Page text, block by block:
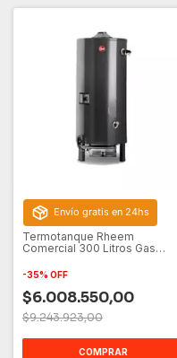
Envío gratis en 24hs
Termotanque Rheem
Comercial 300 Litros Gas
-35% OFF
$6.008.550,00
$9.243.923,00
COMPRAR